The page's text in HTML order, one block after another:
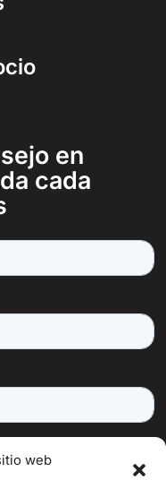
web
en
cada